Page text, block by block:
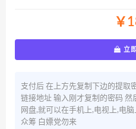
￥
立
支付后 在上方先复制下边的提取
链接地址 输入刚才复制的密码
网盘,就可以在手机上,电视上,电
众筹 白嫖党勿来